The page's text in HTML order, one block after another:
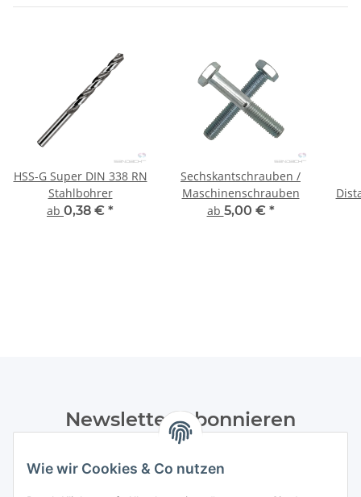
Wie wir Cookies & Co nutzen
HSS-G Super DIN 338 RN
Stahlbohrer
ab 0,38 € *
Sechskantschrauben /
Maschinenschrauben
ab 5,00 € *
Newsletter Abonnieren
Datenschutzerklärungregelmäßig und jederzeit widerruflich